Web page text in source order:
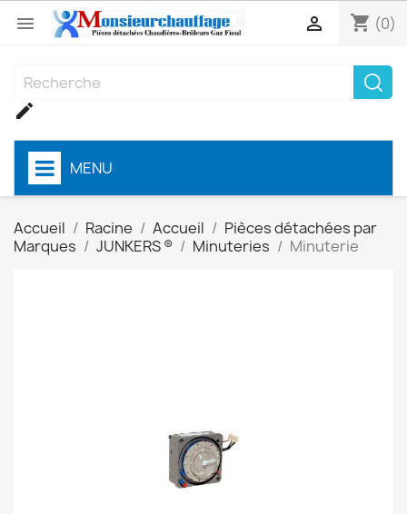
 shopping_cart (0)


MENU
Accueil Racine Accueil
Pièces détachées par
Marques
JUNKERS ® Minuteries Minuterie